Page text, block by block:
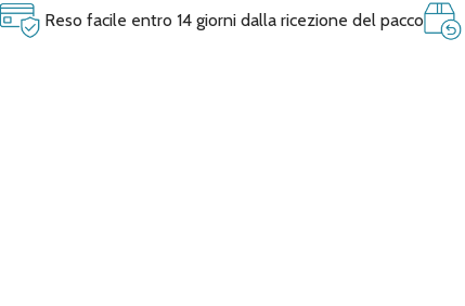
Reso facile entro 14 giorni dalla ricezione del pacco